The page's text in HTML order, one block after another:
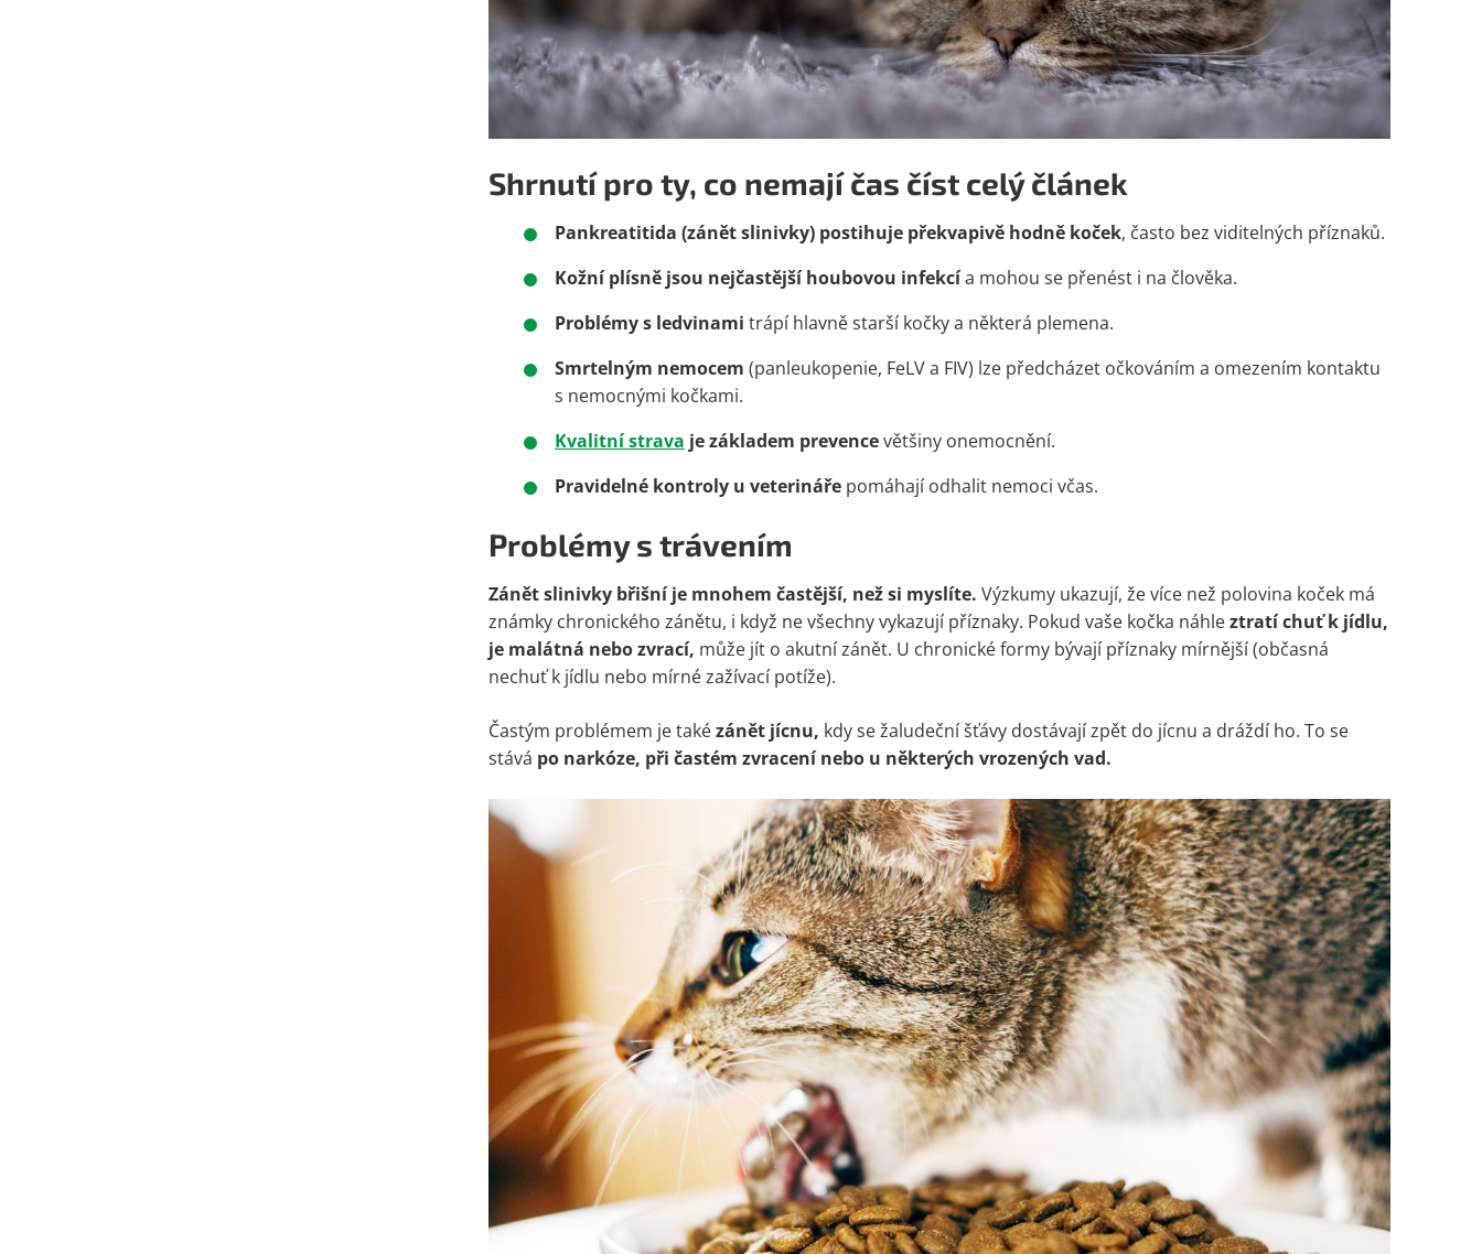
Shrnutí pro ty, co nemají čas číst celý článek
Pankreatitida (zánět slinivky) postihuje překvapivě hodně koček, často bez viditelných příznaků.
Kožní plísně jsou nejčastější houbovou infekcía mohou se přenést i na člověka.
Problémy s ledvinami trápí hlavně starší kočky a některá plemena.
Smrtelným nemocem (panleukopenie, FeLV a FIV) lze předcházet očkováním a omezením kontaktu
s nemocnými kočkami.
Kvalitní strava je základem prevencevětšiny onemocnění.
Pravidelné kontroly u veterináře pomáhají odhalit nemoci včas.
Problémy s trávením
Zánět slinivky břišní je mnohem častější, než si myslíte. Výzkumy ukazují, že více než polovina koček má
známky chronického zánětu, i když ne všechny vykazují příznaky. Pokud vaše kočka náhleztratí chuť k jídlu,
je malátná nebo zvrací, může jít o akutní zánět. U chronické formy bývají příznaky mírnější (občasná
nechuť k jídlu nebo mírné zažívací potíže).
Častým problémem je takézánět jícnu, kdy se žaludeční šťávy dostávají zpět do jícnu a dráždí ho. To se
stává po narkóze, při častém zvracení nebo u některých vrozených vad.